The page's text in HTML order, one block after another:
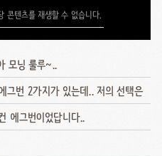
콘텐츠를 재생할 수 없습니다.
모닝 룰루~..
그번 2가지가 있는데.. 저의 선택은
에그번이었답니다..